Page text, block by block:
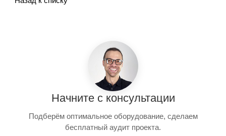
Начните с консультации
Подберём оптимальное оборудование, сделаем
бесплатный аудит проекта.